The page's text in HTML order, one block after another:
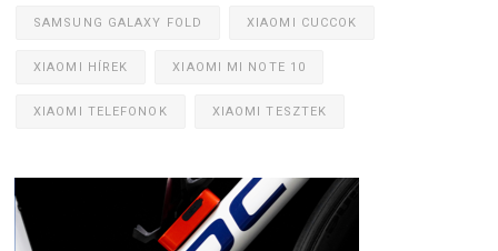
SAMSUNG GALAXY FOLD XIAOMI CUCCOK
XIAOMI HÍREK XIAOMI MI NOTE 10
XIAOMI TELEFONOK XIAOMI TESZTEK